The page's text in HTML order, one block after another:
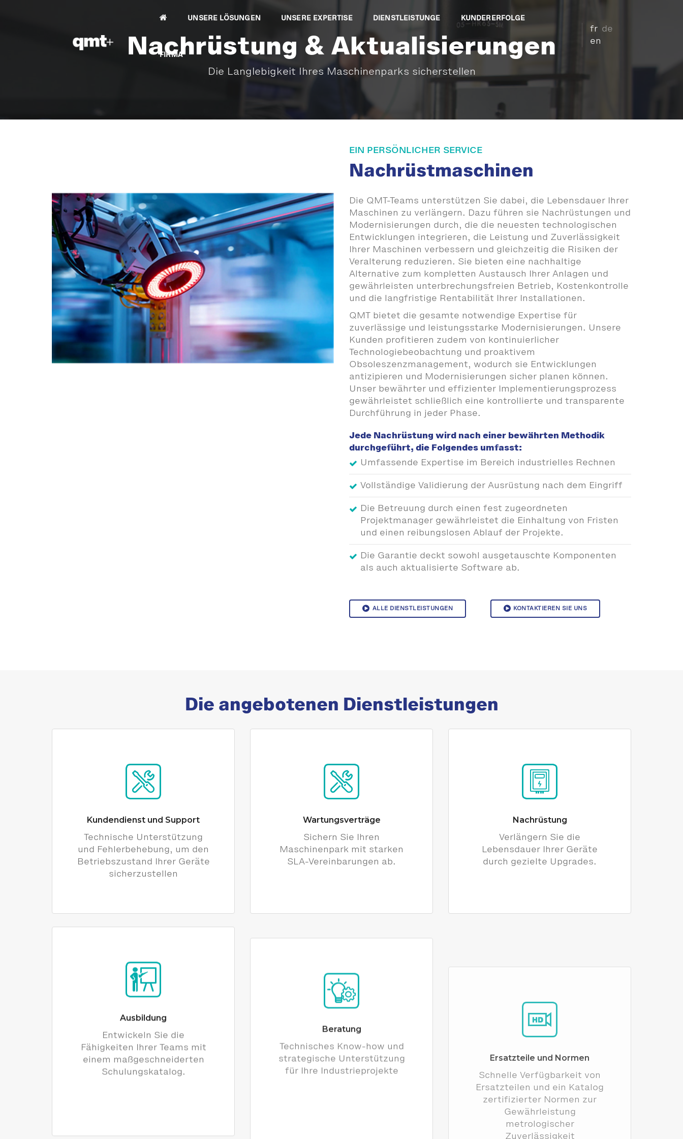
UNSERE LÖSUNGEN UNSERE EXPERTISE DIENSTLEISTUNGE KUNDERERFOLGE
FIRMA
fr de
en
Nachrüstung & Aktualisierungen
Die Langlebigkeit Ihres Maschinenparks sicherstellen
EIN PERSÖNLICHER SERVICE
Nachrüstmaschinen
Die QMT-Teams unterstützen Sie dabei, die Lebensdauer Ihrer
Maschinen zu verlängern. Dazu führen sie Nachrüstungen und
Modernisierungen durch, die die neuesten technologischen
Entwicklungen integrieren, die Leistung und Zuverlässigkeit
Ihrer Maschinen verbessern und gleichzeitig die Risiken der
Veralterung reduzieren. Sie bieten eine nachhaltige
Alternative zum kompletten Austausch Ihrer Anlagen und
gewährleisten unterbrechungsfreien Betrieb, Kostenkontrolle
und die langfristige Rentabilität Ihrer Installationen.
QMT bietet die gesamte notwendige Expertise für
zuverlässige und leistungsstarke Modernisierungen. Unsere
Kunden profitieren zudem von kontinuierlicher
Technologiebeobachtung und proaktivem
Obsoleszenzmanagement, wodurch sie Entwicklungen
antizipieren und Modernisierungen sicher planen können.
Unser bewährter und effizienter Implementierungsprozess
gewährleistet schließlich eine kontrollierte und transparente
Durchführung in jeder Phase.
Jede Nachrüstung wird nach einer bewährten Methodik
durchgeführt, die Folgendes umfasst:
Umfassende Expertise im Bereich industrielles Rechnen
Vollständige Validierung der Ausrüstung nach dem Eingriff
Die Betreuung durch einen fest zugeordneten
Projektmanager gewährleistet die Einhaltung von Fristen
und einen reibungslosen Ablauf der Projekte.
Die Garantie deckt sowohl ausgetauschte Komponenten
als auch aktualisierte Software ab.
ALLE DIENSTLEISTUNGEN KONTAKTIEREN SIE UNS
Die angebotenen Dienstleistungen
Kundendienst und Support
Technische Unterstützung
und Fehlerbehebung, um den
Betriebszustand Ihrer Geräte
sicherzustellen
Wartungsverträge
Sichern Sie Ihren
Maschinenpark mit starken
SLA-Vereinbarungen ab.
Nachrüstung
Verlängern Sie die
Lebensdauer Ihrer Geräte
durch gezielte Upgrades.
Ausbildung
Entwickeln Sie die
Fähigkeiten Ihrer Teams mit
einem maßgeschneiderten
Schulungskatalog.
Technisches Know-how und
strategische Unterstützung
für Ihre Industrieprojekte
Ersatzteile und Normen
Schnelle Verfügbarkeit von
zertifizierter Normen zur
Gewährleistung
metrologischer
Zuverlässigkeit